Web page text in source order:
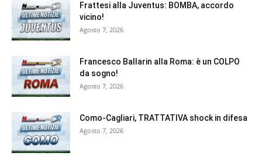
Frattesi alla Juventus: BOMBA, accordo
vicino!
Agosto 7, 2026
Francesco Ballarin alla Roma: è un COLPO
da sogno!
Agosto 7, 2026
Como-Cagliari, TRATTATIVA shock in difesa
Agosto 7, 2026